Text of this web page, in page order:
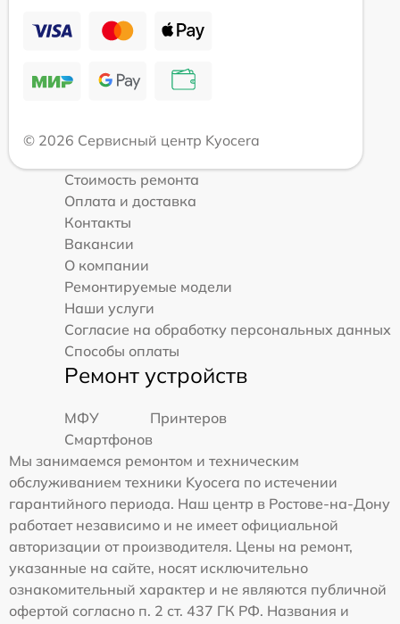
© 2026 Сервисный центр Kyocera
Стоимость ремонта
Оплата и доставка
Контакты
Вакансии
О компании
Ремонтируемые модели
Наши услуги
Согласие на обработку персональных данных
Способы оплаты
Ремонт устройств
МФУ
Принтеров
Смартфонов
Мы занимаемся ремонтом и техническим
обслуживанием техники Kyocera по истечении
гарантийного периода. Наш центр в Ростове-на-Дону
работает независимо и не имеет официальной
авторизации от производителя. Цены на ремонт,
указанные на сайте, носят исключительно
ознакомительный характер и не являются публичной
офертой согласно п. 2 ст. 437 ГК РФ. Названия и